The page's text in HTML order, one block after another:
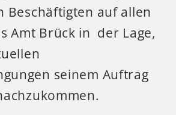
Beschäftigten auf allen
Amt Brück in der Lage,
seinem Auftrag